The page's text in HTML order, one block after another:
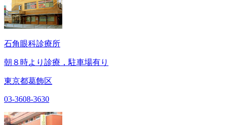
石角眼科診療所
朝８時より診療，駐車場有り
東京都葛飾区
03-3608-3630